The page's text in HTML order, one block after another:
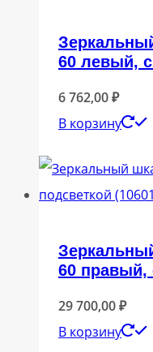
60 левый, с
6 762,00₽
В корзину
60 правый,
29 700,00₽
В корзину